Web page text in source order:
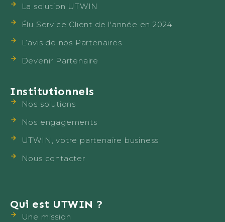
La solution UTWIN
Élu Service Client de l'année en 2024
L’avis de nos Partenaires
Devenir Partenaire
Institutionnels
Nos solutions
Nos engagements
UTWIN, votre partenaire business
Nous contacter
Qui est UTWIN ?
Une mission